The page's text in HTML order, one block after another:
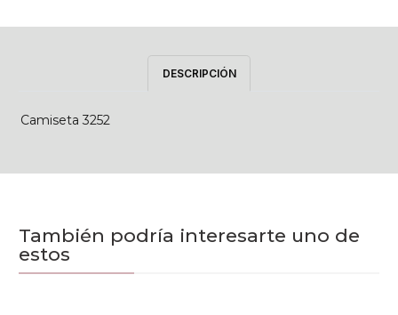
DESCRIPCIÓN
Camiseta 3252
También podría interesarte uno de
estos